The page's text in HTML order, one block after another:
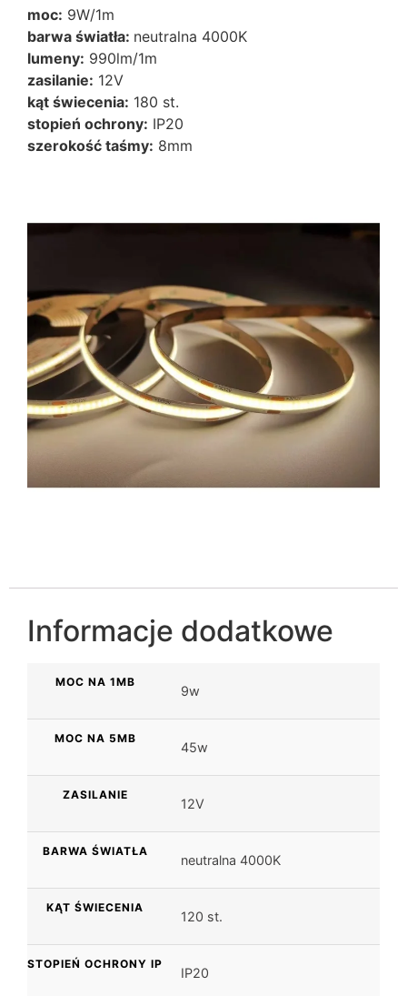
moc: 9W/1m
barwa światła: neutralna 4000K
lumeny: 990lm/1m
zasilanie: 12V
kąt świecenia: 180 st.
stopień ochrony: IP20
szerokość taśmy: 8mm
Informacje dodatkowe
MOC NA 1MB
9w
MOC NA 5MB
45w
ZASILANIE
12V
BARWA ŚWIATŁA
neutralna 4000K
KĄT ŚWIECENIA
120 st.
STOPIEŃ OCHRONY IP
IP20